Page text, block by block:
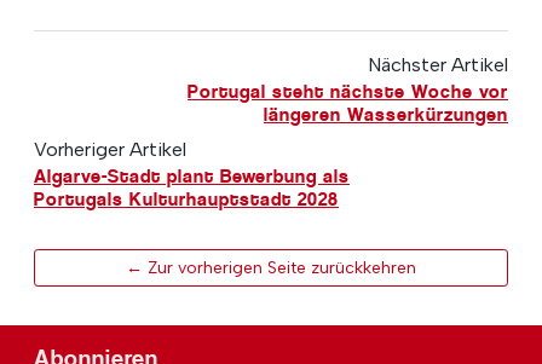
Nächster Artikel
Portugal steht nächste Woche vor
längeren Wasserkürzungen
Vorheriger Artikel
Algarve-Stadt plant Bewerbung als
Portugals Kulturhauptstadt 2028
← Zur vorherigen Seite zurückkehren
Abonnieren